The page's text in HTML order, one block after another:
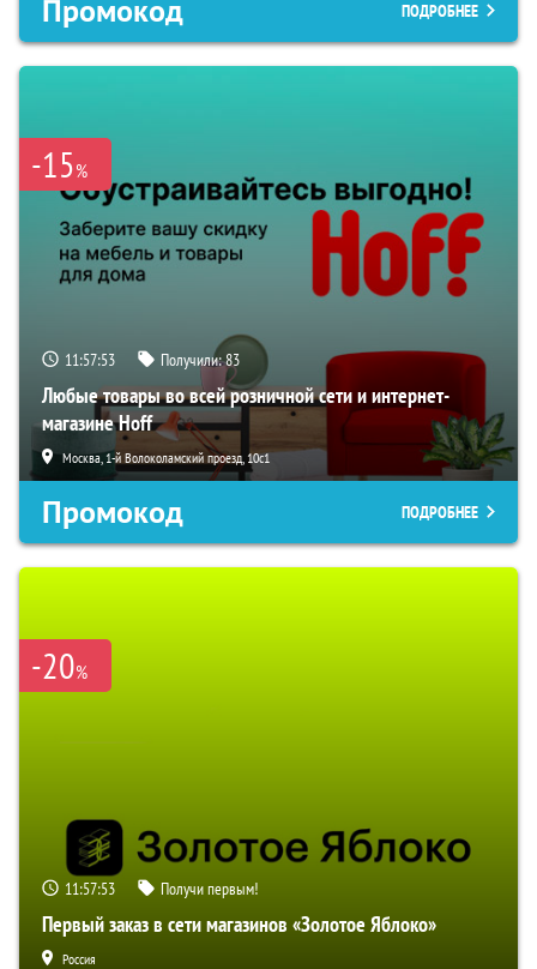
Промокод ПОДРОБНЕЕ
-15%
11:57:52 Получили:83
Любые товары во всей розничной сети и интернет-
магазине Hoff
Москва, 1-й Волоколамский проезд, 10с1
Промокод ПОДРОБНЕЕ
-20%
11:57:52 Получи первым!
Первый заказ в сети магазинов «Золотое Яблоко»
Россия